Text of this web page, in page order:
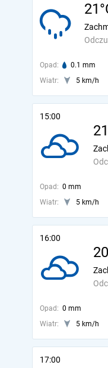
Opad: 0.1 mm
Wiatr:
5 km/h
15:00
Opad: 0 mm
Wiatr:
5 km/h
16:00
Opad: 0 mm
Wiatr:
5 km/h
17:00